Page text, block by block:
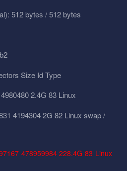
512 bytes / 512 bytes
Size Id Type
2.4G 83 Linux
4194304 2G 82 Linux swap /
478959984 228.4G 83 Linux